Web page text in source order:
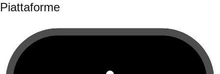
Piattaforme